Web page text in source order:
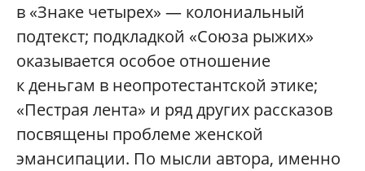
в «Знаке четырех» — колониальный
подтекст; подкладкой «Союза рыжих»
оказывается особое отношение
к деньгам в неопротестантской этике;
«Пестрая лента» и ряд других рассказов
посвящены проблеме женской
эмансипации. По мысли автора, именно